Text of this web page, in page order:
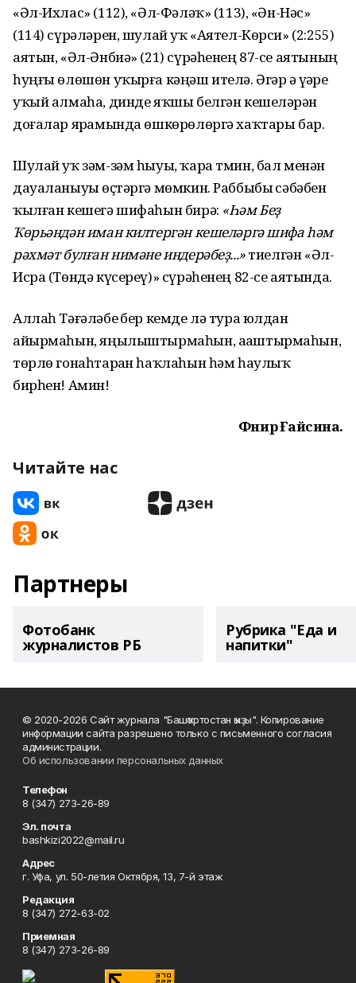
«Әл-Ихлас» (112), «Әл-Фәләҡ» (113), «Ән-Нәс»
(114) сүрәләрен, шулай уҡ «Аятел-Көрси» (2:255)
аятын, «Әл-Әнбиә» (21) сүрәһенең 87-се аятының
һуңғы өлөшөн уҡырға кәңәш ителә. Әгәр ҙә үҙҙәре
уҡый алмаһа, динде яҡшы белгән кешеләрҙән
доғалар ярҙамында өшкөрөлөргә хаҡтары бар.
Шулай уҡ зәм-зәм һыуы, ҡара тмин, бал менән
дауаланыуҙы өҫтәргә мөмкин. Раббыбыҙ сәбәбен
ҡылған кешегә шифаһын бирә: «Һәм Беҙ
Ҡөрьәндән иман килтергән кешеләргә шифа һәм
рәхмәт булған нимәне индерәбеҙ...»тиелгән «Әл-
Исра (Төндә күсереү)» сүрәһенең 82-cе аятында.
Аллаһ Тәғәләбеҙ бер кемде лә тура юлдан
айырмаһын, яңылыштырмаһын, аҙаштырмаһын,
төрлө гонаһтарҙан һаҡлаһын һәм һаулыҡ
бирһен! Амин!
Фәнирә Ғайсина.
Читайте нас
Партнеры
Фотобанк
журналистов РБ
Рубрика "Еда и
напитки"
© 2020-2026 Сайт журнала "Башҡортостан ҡыҙы". Копирование
информации сайта разрешено только с письменного согласия
администрации.
Об использовании персональных данных
Телефон
8 (347) 273-26-89
Эл. почта
bashkizi2022@mail.ru
Адрес
г. Уфа, ул. 50-летия Октября, 13, 7-й этаж
Редакция
8 (347) 272-63-02
Приемная
8 (347) 273-26-89